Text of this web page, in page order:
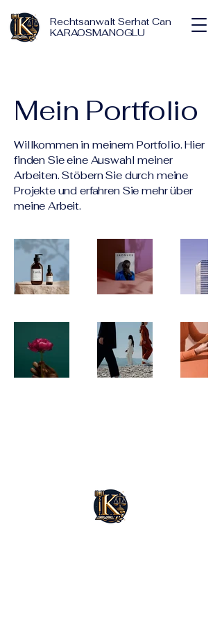
Rechtsanwalt Serhat Can
KARAOSMANOGLU
Mein Portfolio
Willkommen in meinem Portfolio. Hier
finden Sie eine Auswahl meiner
Arbeiten. Stöbern Sie durch meine
Projekte und erfahren Sie mehr über
meine Arbeit.